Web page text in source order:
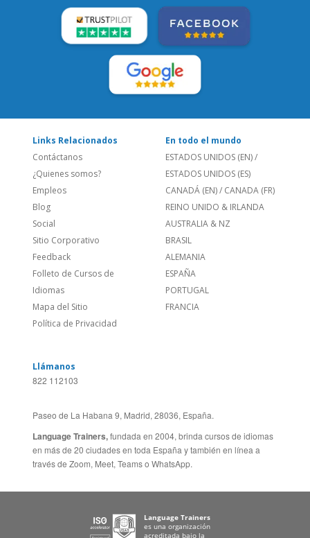
Links Relacionados
Contáctanos
¿Quienes somos?
Empleos
Blog
Social
Sitio Corporativo
Feedback
Folleto de Cursos de
Idiomas
Mapa del Sitio
Política de Privacidad
En todo el mundo
ESTADOS UNIDOS (EN)/
ESTADOS UNIDOS (ES)
CANADÁ (EN)/ CANADA (FR)
REINO UNIDO & IRLANDA
AUSTRALIA & NZ
BRASIL
ALEMANIA
ESPAÑA
PORTUGAL
FRANCIA
Llámanos
822 112103
Paseo de La Habana 9, Madrid, 28036, España.
Language Trainers,fundada en 2004, brinda cursos de idiomas
en más de 20 ciudades en toda España y también en línea a
través de Zoom, Meet, Teams o WhatsApp.